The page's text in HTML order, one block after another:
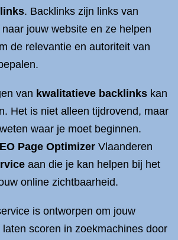
. Backlinks zijn links van
jouw website en ze helpen
de relevantie en autoriteit van
van kwalitatieve backlinks kan
Het is niet alleen tijdrovend, maar
waar je moet beginnen.
Page Optimizer Vlaanderen
aan die je kan helpen bij het
online zichtbaarheid.
is ontworpen om jouw
scoren in zoekmachines door